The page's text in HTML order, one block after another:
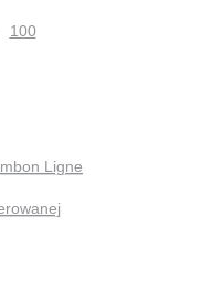
100
Ligne